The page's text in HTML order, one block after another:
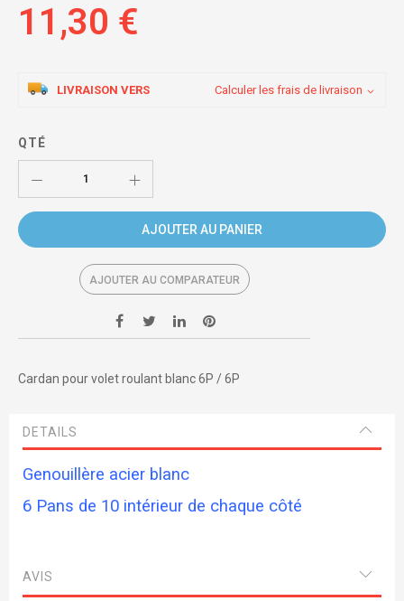
11,30 €
LIVRAISON VERS Calculer les frais de livraison
QTÉ
AJOUTER AU PANIER
AJOUTER AU COMPARATEUR
Cardan pour volet roulant blanc 6P / 6P
DETAILS
Genouillère acier blanc
6 Pans de 10 intérieur de chaque côté
AVIS